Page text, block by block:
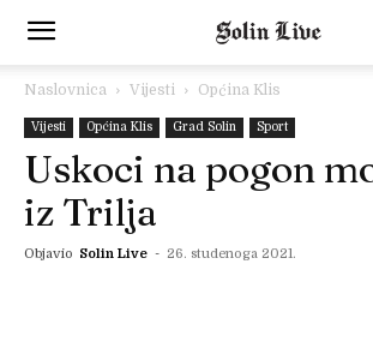
Naslovnica Vijesti Općina Klis
Vijesti Općina Klis Grad Solin Sport
Uskoci na pogon
iz Trilja
Objavio Solin Live - 26. studenoga 2021.